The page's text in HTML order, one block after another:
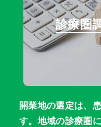
診療圏
開業地の選定は、
す。地域の診療圏